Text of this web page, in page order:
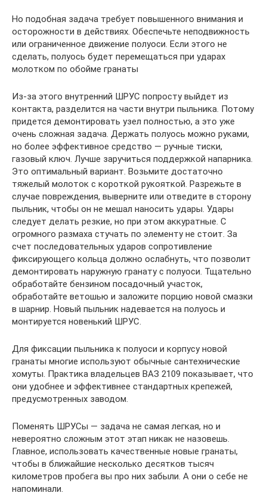
Но подобная задача требует повышенного внимания и
осторожности в действиях. Обеспечьте неподвижность
или ограниченное движение полуоси. Если этого не
сделать, полуось будет перемещаться при ударах
молотком по обойме гранаты
Из-за этого внутренний ШРУС попросту выйдет из
контакта, разделится на части внутри пыльника. Потому
придется демонтировать узел полностью, а это уже
очень сложная задача. Держать полуось можно руками,
но более эффективное средство — ручные тиски,
газовый ключ. Лучше заручиться поддержкой напарника.
Это оптимальный вариант. Возьмите достаточно
тяжелый молоток с короткой рукояткой. Разрежьте в
случае повреждения, выверните или отведите в сторону
пыльник, чтобы он не мешал наносить удары. Удары
следует делать резкие, но при этом аккуратные. С
огромного размаха стучать по элементу не стоит. За
счет последовательных ударов сопротивление
фиксирующего кольца должно ослабнуть, что позволит
демонтировать наружную гранату с полуоси. Тщательно
обработайте бензином посадочный участок,
обработайте ветошью и заложите порцию новой смазки
в шарнир. Новый пыльник надевается на полуось и
монтируется новенький ШРУС.
Для фиксации пыльника к полуоси и корпусу новой
гранаты многие используют обычные сантехнические
хомуты. Практика владельцев ВАЗ 2109 показывает, что
они удобнее и эффективнее стандартных крепежей,
предусмотренных заводом.
Поменять ШРУСы — задача не самая легкая, но и
невероятно сложным этот этап никак не назовешь.
Главное, использовать качественные новые гранаты,
чтобы в ближайшие несколько десятков тысяч
километров пробега вы про них забыли. А они о себе не
напоминали.